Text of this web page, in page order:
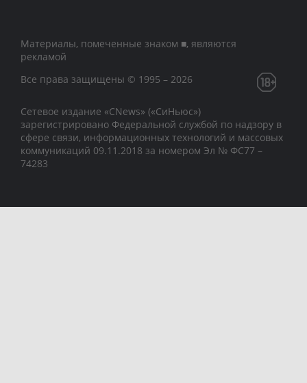
Материалы, помеченные знаком ■, являются
рекламой
Все права защищены © 1995 – 2026
Сетевое издание «CNews» («СиНьюс»)
зарегистрировано Федеральной службой по надзору в
сфере связи, информационных технологий и массовых
коммуникаций 09.11.2018 за номером Эл № ФС77 –
74283